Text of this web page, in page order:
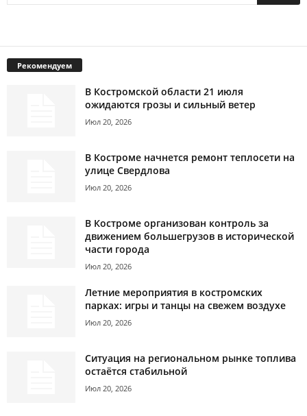
Рекомендуем
В Костромской области 21 июля
ожидаются грозы и сильный ветер
Июл 20, 2026
В Костроме начнется ремонт теплосети на
улице Свердлова
Июл 20, 2026
В Костроме организован контроль за
движением большегрузов в исторической
части города
Июл 20, 2026
Летние мероприятия в костромских
парках: игры и танцы на свежем воздухе
Июл 20, 2026
Ситуация на региональном рынке топлива
остаётся стабильной
Июл 20, 2026